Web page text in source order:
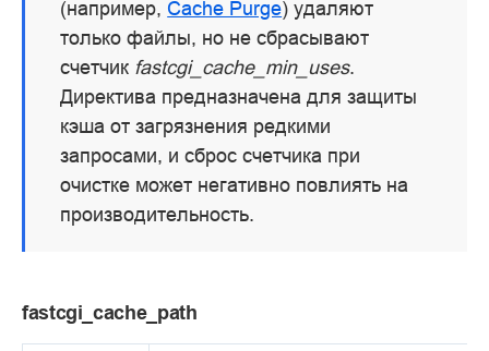
(например, Cache Purge) удаляют
только файлы, но не сбрасывают
счетчик fastcgi_cache_min_uses.
Директива предназначена для защиты
кэша от загрязнения редкими
запросами, и сброс счетчика при
очистке может негативно повлиять на
производительность.
fastcgi_cache_path